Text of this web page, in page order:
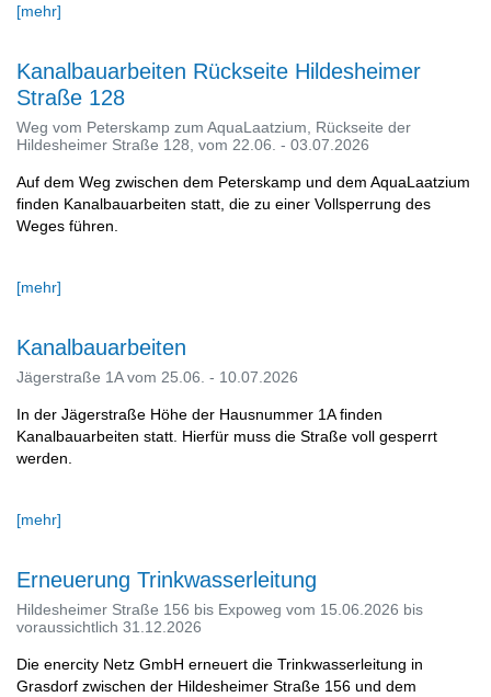
[mehr]
Kanalbauarbeiten Rückseite Hildesheimer
Straße 128
Weg vom Peterskamp zum AquaLaatzium, Rückseite der
Hildesheimer Straße 128, vom 22.06. - 03.07.2026
Auf dem Weg zwischen dem Peterskamp und dem AquaLaatzium
finden Kanalbauarbeiten statt, die zu einer Vollsperrung des
Weges führen.
[mehr]
Kanalbauarbeiten
Jägerstraße 1A vom 25.06. - 10.07.2026
In der Jägerstraße Höhe der Hausnummer 1A finden
Kanalbauarbeiten statt. Hierfür muss die Straße voll gesperrt
werden.
[mehr]
Erneuerung Trinkwasserleitung
Hildesheimer Straße 156 bis Expoweg vom 15.06.2026 bis
voraussichtlich 31.12.2026
Die enercity Netz GmbH erneuert die Trinkwasserleitung in
Grasdorf zwischen der Hildesheimer Straße 156 und dem